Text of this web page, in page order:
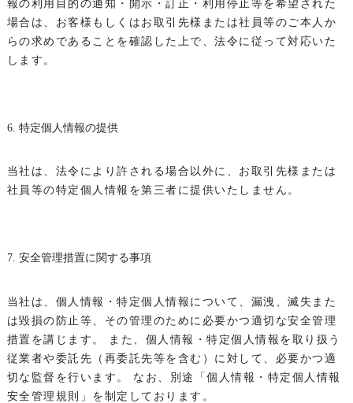
報の利用目的の通知・開示・訂正・利用停止等を希望された
場合は、お客様もしくはお取引先様または社員等のご本人か
らの求めであることを確認した上で、法令に従って対応いた
します。
6. 特定個人情報の提供
当社は、法令により許される場合以外に、お取引先様または
社員等の特定個人情報を第三者に提供いたしません。
7. 安全管理措置に関する事項
当社は、個人情報・特定個人情報について、漏洩、滅失また
は毀損の防止等、その管理のために必要かつ適切な安全管理
措置を講じます。
また、個人情報・特定個人情報を取り扱う
従業者や委託先（再委託先等を含む）に対して、必要かつ適
切な監督を行います。
なお、別途「個人情報・特定個人情報
安全管理規則」を制定しております。